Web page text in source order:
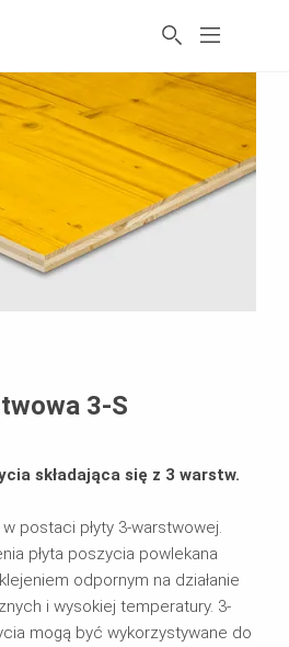
3-S
składająca się z 3 warstw.
postaci płyty 3-warstwowej.
płyta poszycia powlekana
odpornym na działanie
i wysokiej temperatury. 3-
mogą być wykorzystywane do